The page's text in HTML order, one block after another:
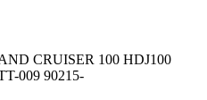
CRUISER 100 HDJ100
009 90215-